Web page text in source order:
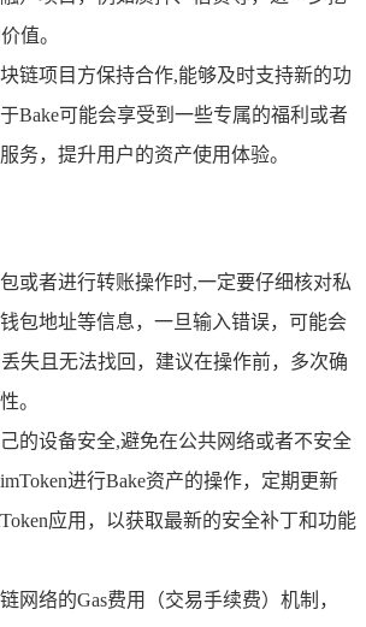
值。
链项目方保持合作,能够及时支持新的功
Bake可能会享受到一些专属的福利或者
务，提升用户的资产使用体验。
或者进行转账操作时,一定要仔细核对私
包地址等信息，一旦输入错误，可能会
失且无法找回，建议在操作前，多次确
。
的设备安全,避免在公共网络或者不安全
进行Bake资产的操作，定期更新
应用，以获取最新的安全补丁和功能
网络的Gas费用（交易手续费）机制，